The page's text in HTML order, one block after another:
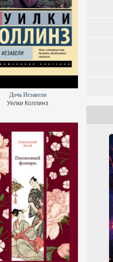
Дочь Иезавели
Уилки Коллинз